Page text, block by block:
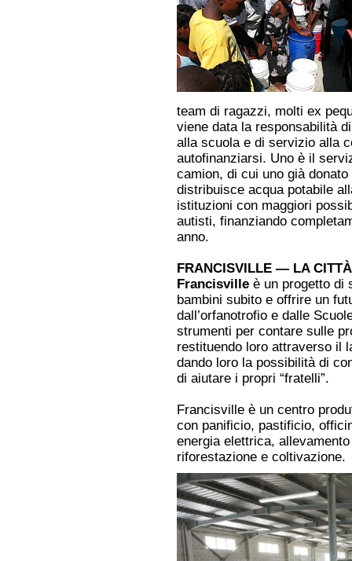
team di ragazzi, molti ex
viene data la responsabilità
alla scuola e di servizio alla
autofinanziarsi. Uno è il
camion, di cui uno già
distribuisce acqua potabile
istituzioni con maggiori
autisti, finanziando
anno.
FRANCISVILLE — LA
Francisville è un progetto di
bambini subito e offrire un
dall’orfanotrofio e dalle
strumenti per contare sulle
restituendo loro attraverso il
dando loro la possibilità di
di aiutare i propri “fratelli”.
Francisville è un centro
con panificio, pastificio,
energia elettrica,
riforestazione e coltivazione.